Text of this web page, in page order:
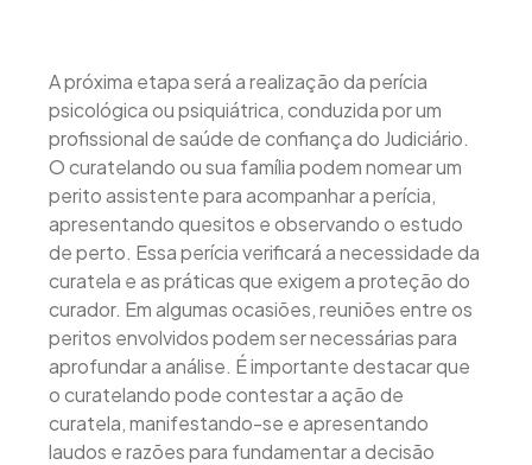
A próxima etapa será a realização da perícia
psicológica ou psiquiátrica, conduzida por um
profissional de saúde de confiança do Judiciário.
O curatelando ou sua família podem nomear um
perito assistente para acompanhar a perícia,
apresentando quesitos e observando o estudo
de perto. Essa perícia verificará a necessidade da
curatela e as práticas que exigem a proteção do
curador. Em algumas ocasiões, reuniões entre os
peritos envolvidos podem ser necessárias para
aprofundar a análise. É importante destacar que
o curatelando pode contestar a ação de
curatela, manifestando-se e apresentando
laudos e razões para fundamentar a decisão